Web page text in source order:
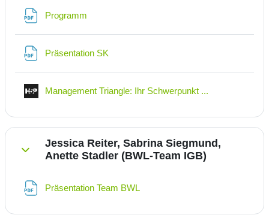
Programm
Präsentation SK
Management Triangle: Ihr Schwerpunkt ...
Einklappen
Jessica Reiter, Sabrina Siegmund,
Anette Stadler (BWL-Team IGB)
Präsentation Team BWL